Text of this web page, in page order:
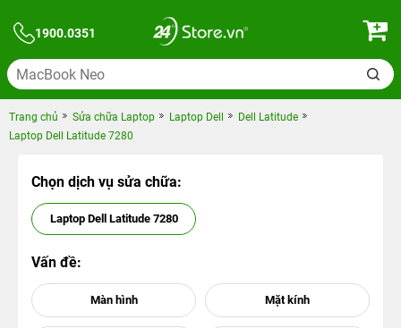
1900.0351
Trang chủ Sửa chữa Laptop Laptop Dell
Dell Latitude
Laptop Dell Latitude 7280
Chọn dịch vụ sửa chữa:
Laptop Dell Latitude 7280
Vấn đề: